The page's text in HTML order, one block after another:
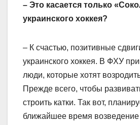
– Это касается только
украинского хоккея?
– К счастью, позитивные
украинского хоккея. В ФХУ
люди, которые хотят
Прежде всего, чтобы
строить катки. Так вот,
ближайшее время возведение